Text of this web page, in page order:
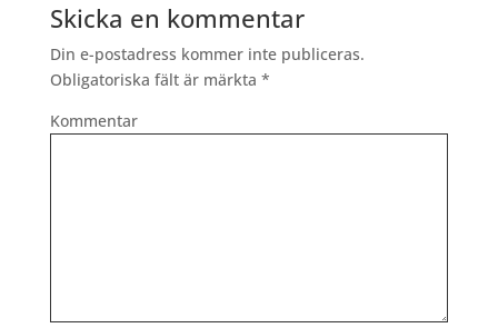
Skicka en kommentar
Din e-postadress kommer inte publiceras.
Obligatoriska fält är märkta *
Kommentar